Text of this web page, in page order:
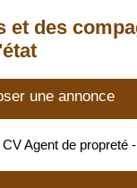
et des
une annonce
CV Agent de propreté